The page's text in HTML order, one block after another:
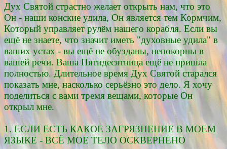
Дух Святой страстно желает открыть нам, что это
Он - наши конские удила, Он является тем Кормчим,
Который управляет рулём нашего корабля. Если вы
ещё не знаете, что значит иметь "духовные удила" в
ваших устах - вы ещё не обузданы, непокорны в
вашей речи. Ваша Пятидесятница ещё не пришла
полностью. Длительное время Дух Святой старался
показать мне, насколько серьёзно это дело. Я хочу
поделиться с вами тремя вещами, которые Он
открыл мне.
1. ЕСЛИ ЕСТЬ КАКОЕ ЗАГРЯЗНЕНИЕ В МОЕМ
ЯЗЫКЕ - ВСЁ МОЕ ТЕЛО ОСКВЕРНЕНО